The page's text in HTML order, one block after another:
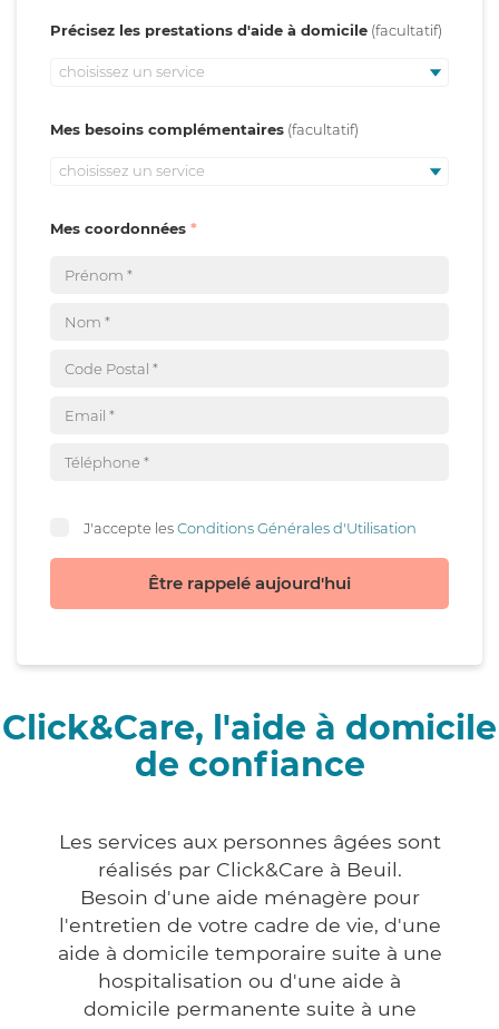
Précisez les prestations d'aide à domicile
choisissez un service
Mes besoins complémentaires
choisissez un service
Mes coordonnées
J'accepte lesConditions Générales d'Utilisation
Être rappelé aujourd'hui
Click&Care, l'aide à domicile
de confiance
Les services aux personnes âgées sont
réalisés par Click&Care à Beuil.
Besoin d'une aide ménagère pour
l'entretien de votre cadre de vie, d'une
aide à domicile temporaire suite à une
hospitalisation ou d'une aide à
domicile permanente suite à une